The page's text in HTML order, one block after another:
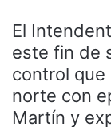
El
este fin de
control que
norte con
Martín y